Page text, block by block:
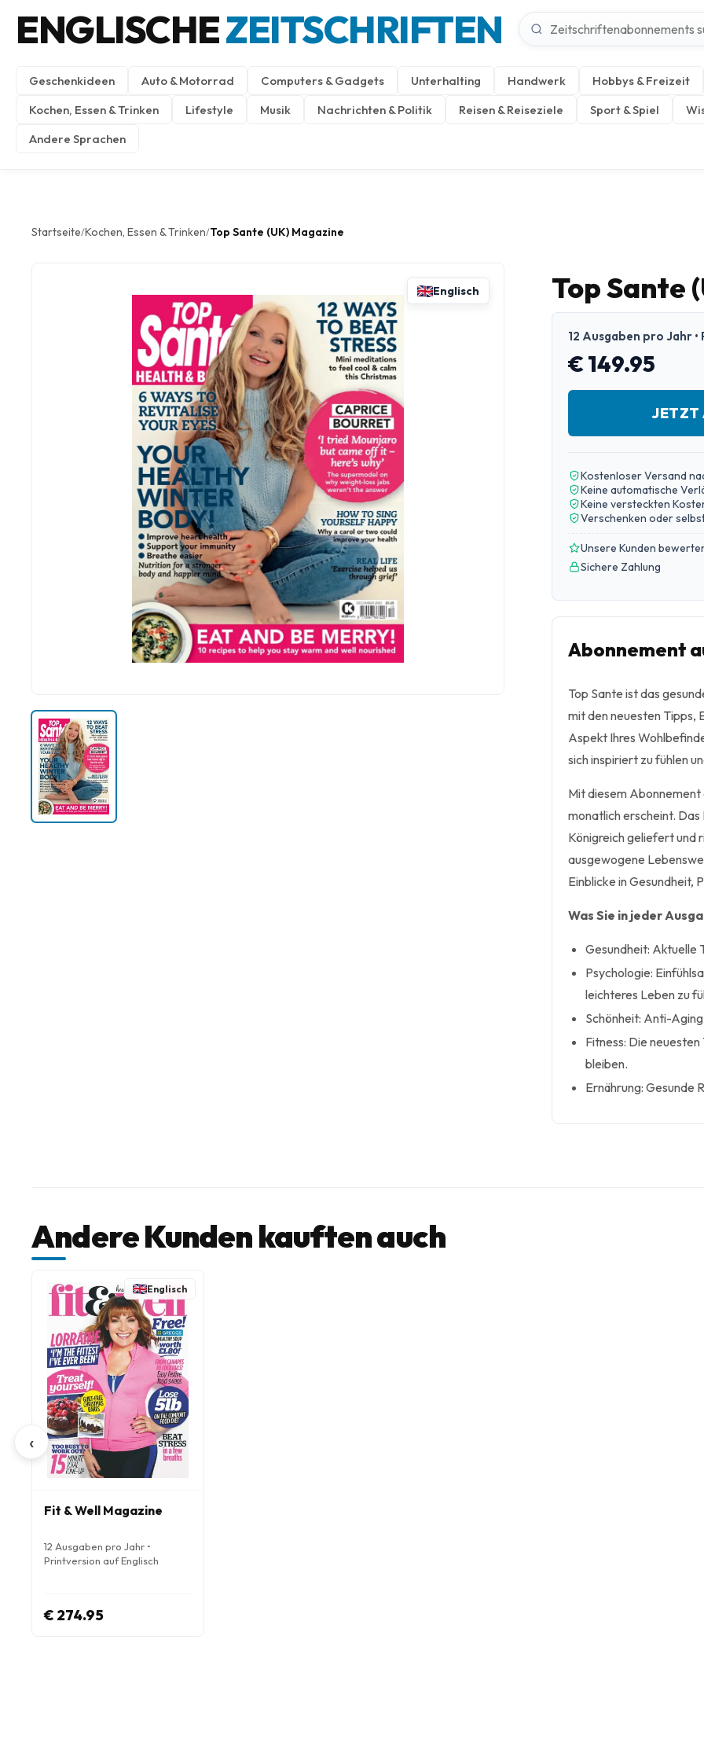
ENGLISCHEZEITSCHRIFTEN
Geschenkideen Auto & Motorrad Computers & Gadgets Unterhalting Handwerk
Hobbys & Freizeit
Kochen, Essen & Trinken
Lifestyle Musik Nachrichten & Politik Reisen & Reiseziele Sport & Spiel
Andere Sprachen
Startseite/Kochen, Essen & Trinken/Top Sante (UK) Magazine
Englisch Top Sante
12 Ausgaben pro Jahr
€ 149.95
JETZT
Kostenloser Versand
Keine automatische
Keine versteckten
Verschenken oder
Unsere Kunden
Sichere Zahlung
Abonnement
Top Sante ist das
mit den neuesten Tipps,
Aspekt Ihres
sich inspiriert zu fühlen
Mit diesem
monatlich erscheint. Das
Königreich geliefert und
ausgewogene
Einblicke in Gesundheit,
Was Sie in jeder
Gesundheit: Aktuelle
Psychologie:
leichteres Leben zu
Schönheit: Anti-
Fitness: Die
bleiben.
Ernährung: Gesunde
Andere Kunden kauften auch
‹
Englisch
Fit & Well Magazine
12 Ausgaben pro Jahr •
Printversion auf Englisch
€ 274.95